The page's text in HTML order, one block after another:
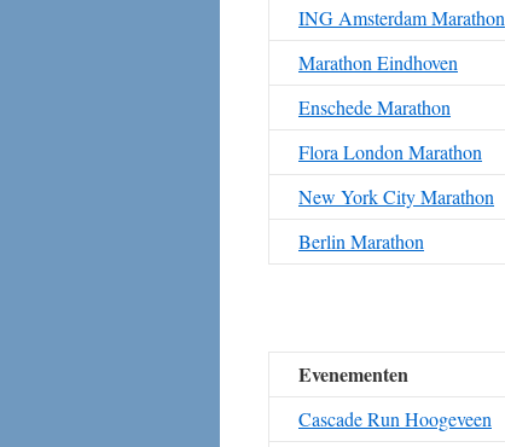
ING Amsterdam Marathon
Marathon Eindhoven
Enschede Marathon
Flora London Marathon
New York City Marathon
Berlin Marathon
Evenementen
Cascade Run Hoogeveen